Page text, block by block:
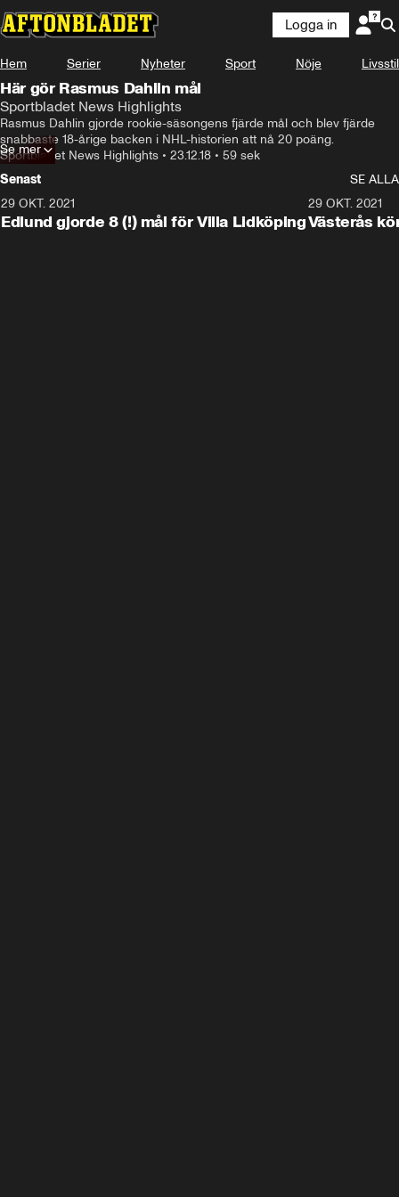
Logga in
Hem Serier Nyheter Sport Nöje Livsstil
Här gör Rasmus Dahlin mål
Sportbladet News Highlights
Rasmus Dahlin gjorde rookie-säsongens fjärde mål och blev fjärde
snabbaste 18-årige backen i NHL-historien att nå 20 poäng.
Sportbladet News Highlights • 23.12.18 • 59 sek
Se mer
Senast
SE ALLA
29 OKT. 2021
Edlund gjorde 8 (!) mål för Villa Lidköping
29 OKT. 2021
Västerås